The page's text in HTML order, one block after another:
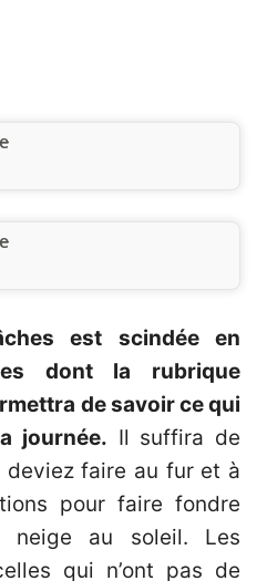
est scindée en
dont la rubrique
de savoir ce qui
journée. Il suffira de
faire au fur et à
pour faire fondre
neige au soleil. Les
qui n’ont pas de